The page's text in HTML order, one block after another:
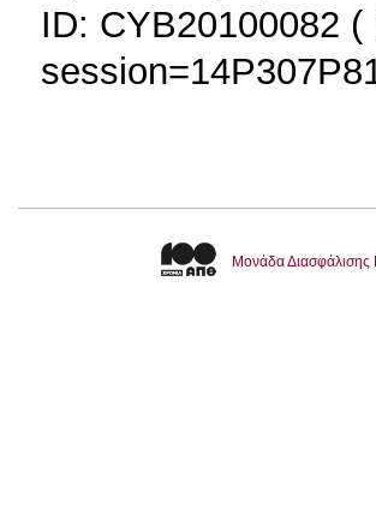
ID: CYB20100082
Μονάδα Διασφάλισης